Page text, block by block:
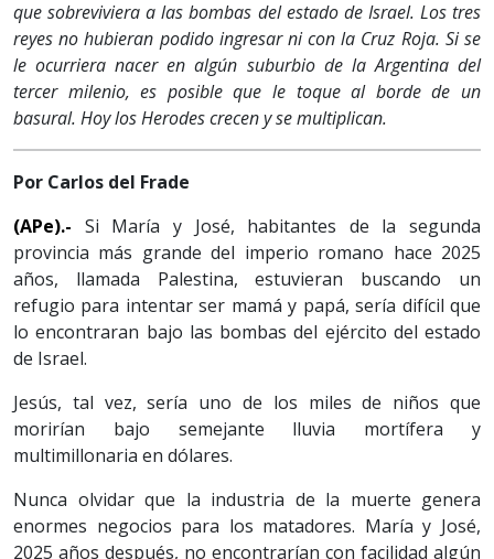
que sobreviviera a las bombas del estado de Israel. Los tres
reyes no hubieran podido ingresar ni con la Cruz Roja. Si se
le ocurriera nacer en algún suburbio de la Argentina del
tercer milenio, es posible que le toque al borde de un
basural. Hoy los Herodes crecen y se multiplican.
Por Carlos del Frade
(APe).- Si María y José, habitantes de la segunda
provincia más grande del imperio romano hace 2025
años, llamada Palestina, estuvieran buscando un
refugio para intentar ser mamá y papá, sería difícil que
lo encontraran bajo las bombas del ejército del estado
de Israel.
Jesús, tal vez, sería uno de los miles de niños que
morirían bajo semejante lluvia mortífera y
multimillonaria en dólares.
Nunca olvidar que la industria de la muerte genera
enormes negocios para los matadores. María y José,
2025 años después, no encontrarían con facilidad algún